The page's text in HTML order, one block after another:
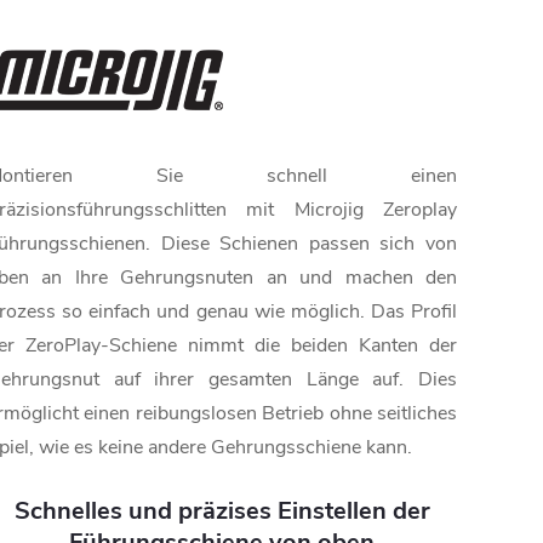
Sie schnell einen
mit Microjig Zeroplay
Diese Schienen passen sich von
an Ihre Gehrungsnuten an und machen den
so einfach und genau wie möglich. Das Profil
ZeroPlay-Schiene nimmt die beiden Kanten der
auf ihrer gesamten Länge auf. Dies
einen reibungslosen Betrieb ohne seitliches
wie es keine andere Gehrungsschiene kann.
Schnelles und präzises Einstellen der